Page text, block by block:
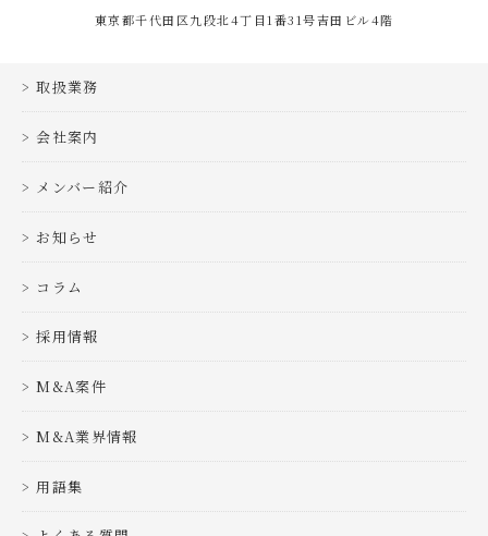
東京都千代田区九段北4丁目1番31号吉田ビル4階
取扱業務
会社案内
メンバー紹介
お知らせ
コラム
採用情報
M&A案件
M&A業界情報
用語集